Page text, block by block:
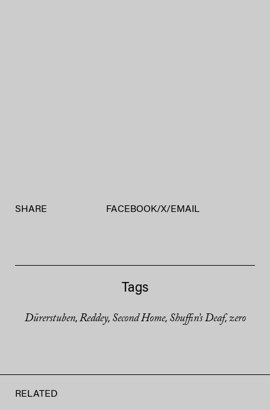
SHARE FACEBOOK/X/ EMAIL
Tags
Dürerstuben, Reddey, Second Home, Shuffin’s Deaf, zero
RELATED